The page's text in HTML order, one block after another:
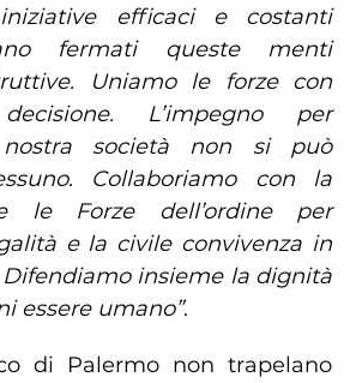
efficaci e costanti
fermati queste menti
Uniamo le forze con
L’impegno per
società non si può
Collaboriamo con la
le Forze dell’ordine per
e la civile convivenza in
insieme la dignità
essere umano”.
di Palermo non trapelano